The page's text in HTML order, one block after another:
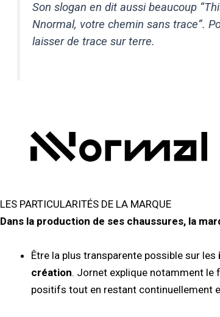
Son slogan en dit aussi beaucoup “
Nnormal, votre chemin sans trace”.
laisser de trace sur terre.
LES PARTICULARITÉS DE LA MARQUE
Dans la production de ses chaussures, la
Être la plus transparente possible sur les
création. Jornet explique notamment le
positifs tout en restant continuellement